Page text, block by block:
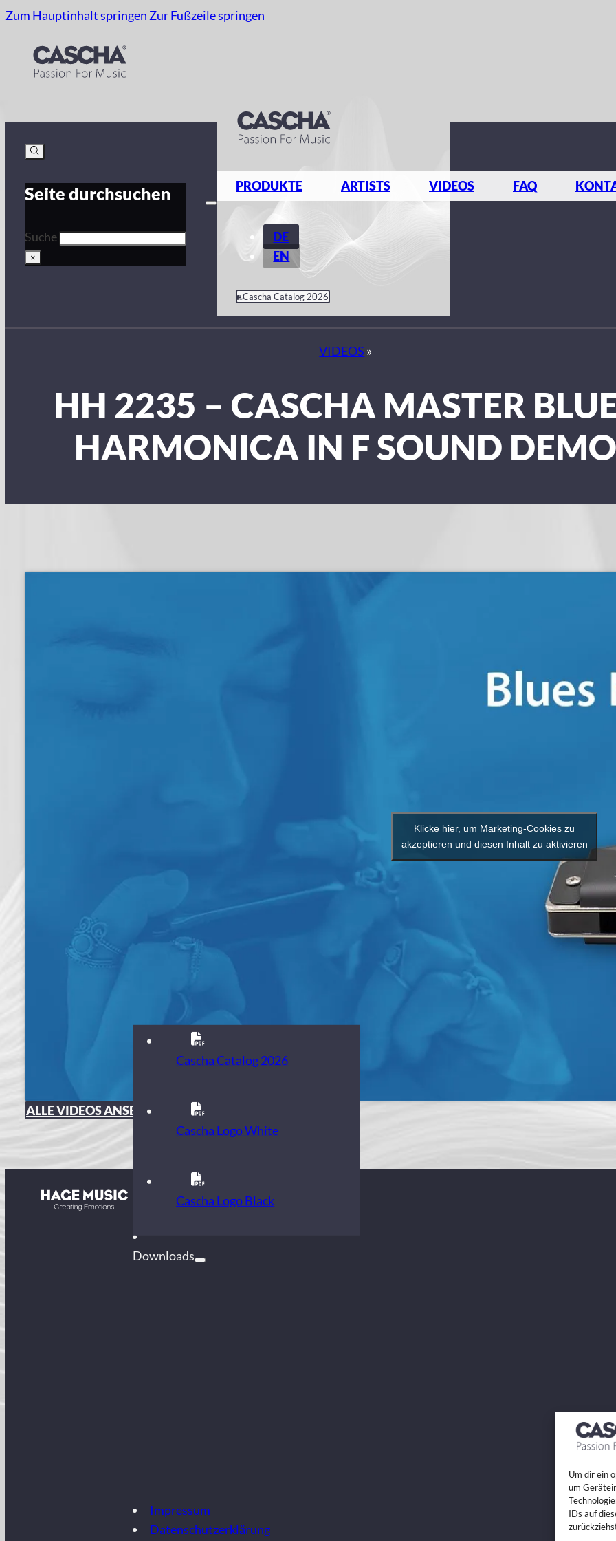
Um dir ein
um
IDs auf
Zum Hauptinhalt springen Zur Fußzeile springen
Seite durchsuchen
Suche
×
PRODUKTE ARTISTS VIDEOS FAQ
DE
EN
Cascha Catalog 2026
VIDEOS »
HH 2235 – CASCHA MASTER
HARMONICA IN F SOUND
Klicke hier, um Marketing-Cookies zu
akzeptieren und diesen Inhalt zu aktivieren
ALLE VIDEOS ANSEHEN
Kontakt
Downloads
Cascha Catalog 2026
Cascha Logo White
Cascha Logo Black
Impressum
Datenschutzerklärung